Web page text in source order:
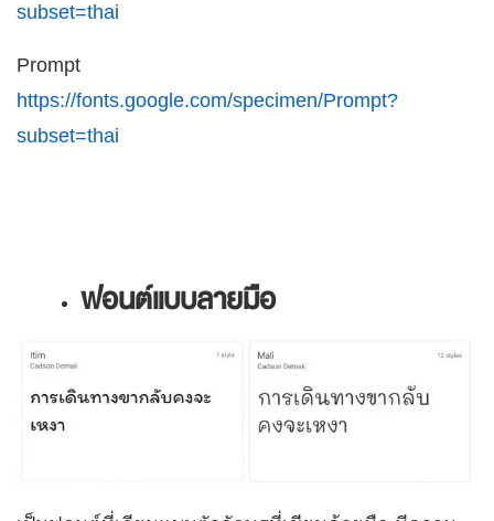
subset=thai
Prompt
https://fonts.google.com/specimen/Prompt?
subset=thai
ฟอนต์แบบลายมือ